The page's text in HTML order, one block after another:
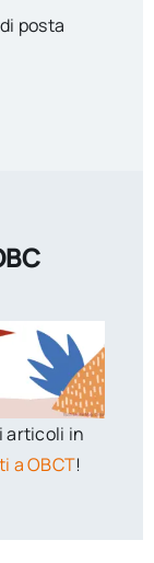
posta
articoli in
a OBCT!